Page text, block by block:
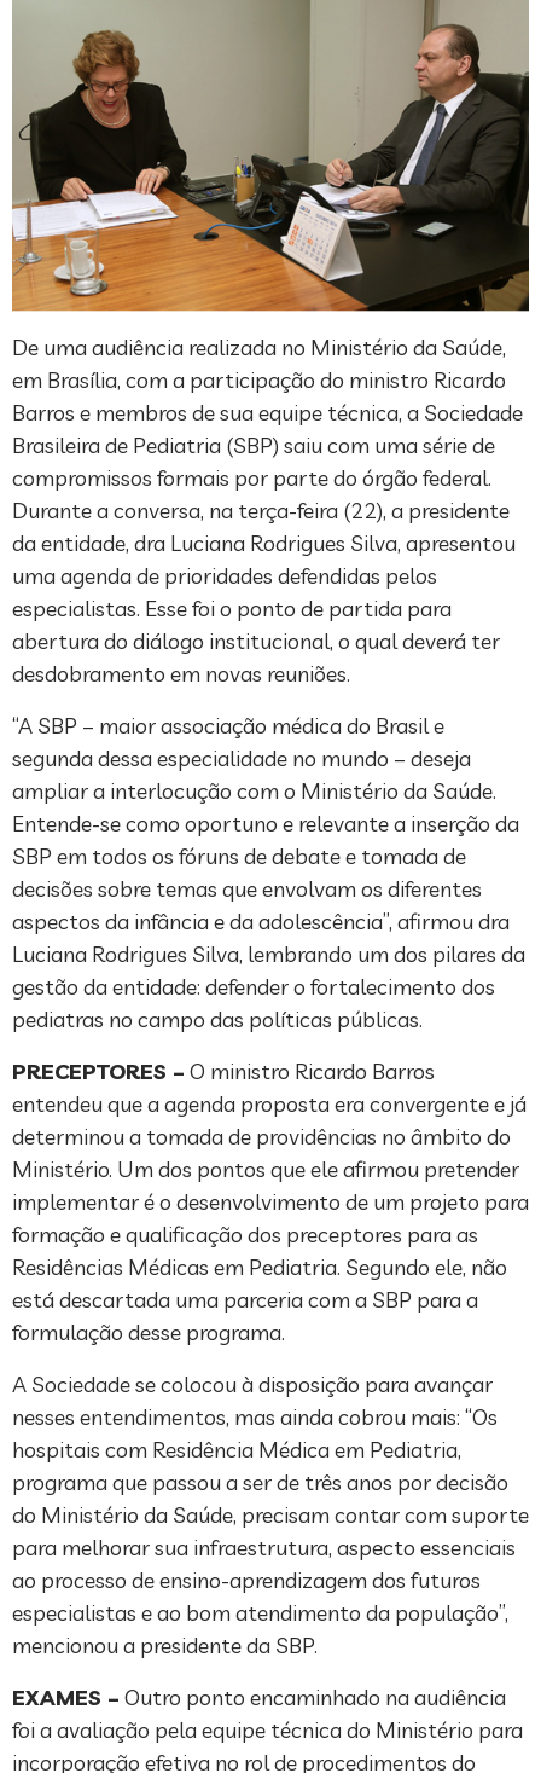
De uma audiência realizada no Ministério da Saúde,
em Brasília, com a participação do ministro Ricardo
Barros e membros de sua equipe técnica, a Sociedade
Brasileira de Pediatria (SBP) saiu com uma série de
compromissos formais por parte do órgão federal.
Durante a conversa, na terça-feira (22), a presidente
da entidade, dra Luciana Rodrigues Silva, apresentou
uma agenda de prioridades defendidas pelos
especialistas. Esse foi o ponto de partida para
abertura do diálogo institucional, o qual deverá ter
desdobramento em novas reuniões.
“A SBP – maior associação médica do Brasil e
segunda dessa especialidade no mundo – deseja
ampliar a interlocução com o Ministério da Saúde.
Entende-se como oportuno e relevante a inserção da
SBP em todos os fóruns de debate e tomada de
decisões sobre temas que envolvam os diferentes
aspectos da infância e da adolescência”, afirmou dra
Luciana Rodrigues Silva, lembrando um dos pilares da
gestão da entidade: defender o fortalecimento dos
pediatras no campo das políticas públicas.
PRECEPTORES – O ministro Ricardo Barros
entendeu que a agenda proposta era convergente e já
determinou a tomada de providências no âmbito do
Ministério. Um dos pontos que ele afirmou pretender
implementar é o desenvolvimento de um projeto para
formação e qualificação dos preceptores para as
Residências Médicas em Pediatria. Segundo ele, não
está descartada uma parceria com a SBP para a
formulação desse programa.
A Sociedade se colocou à disposição para avançar
nesses entendimentos, mas ainda cobrou mais: “Os
hospitais com Residência Médica em Pediatria,
programa que passou a ser de três anos por decisão
do Ministério da Saúde, precisam contar com suporte
para melhorar sua infraestrutura, aspecto essenciais
ao processo de ensino-aprendizagem dos futuros
especialistas e ao bom atendimento da população”,
mencionou a presidente da SBP.
EXAMES – Outro ponto encaminhado na audiência
foi a avaliação pela equipe técnica do Ministério para
incorporação efetiva no rol de procedimentos do